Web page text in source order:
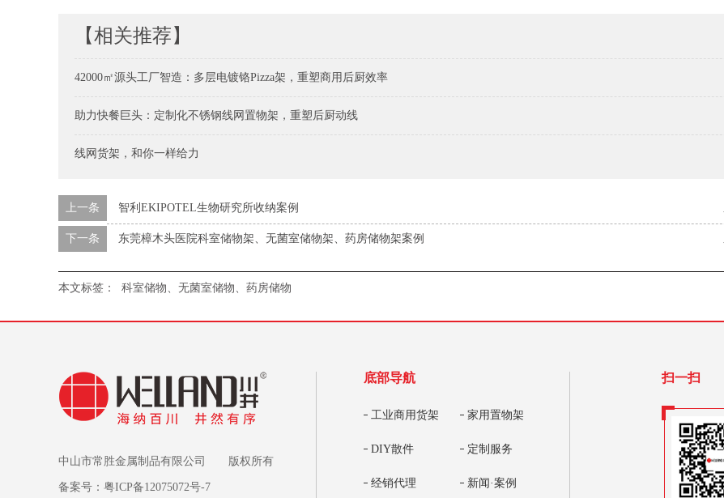
【相关推荐】
42000㎡源头工厂智造：多层电镀铬Pizza架，重塑商用后厨效率
助力快餐巨头：定制化不锈钢线网置物架，重塑后厨动线
线网货架，和你一样给力
上一条 智利EKIPOTEL生物研究所收纳案例
下一条 东莞樟木头医院科室储物架、无菌室储物架、药房储物架案例
本文标签： 科室储物、无菌室储物、药房储物
扫一扫
中山市常胜金属制品有限公司 版权所有
备案号： 粤ICP备12075072号-7
底部导航
工业商用货架 家用置物架
DIY散件 定制服务
经销代理 新闻·案例